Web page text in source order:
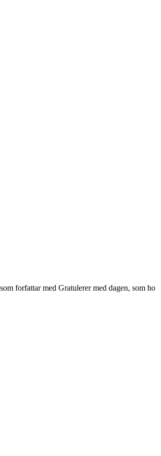
forfattar med Gratulerer med dagen, som ho